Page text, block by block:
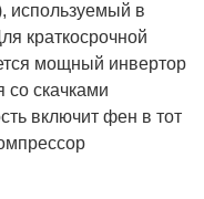
используемый в
краткосрочной
мощный инвертор
со скачками
включит фен в тот